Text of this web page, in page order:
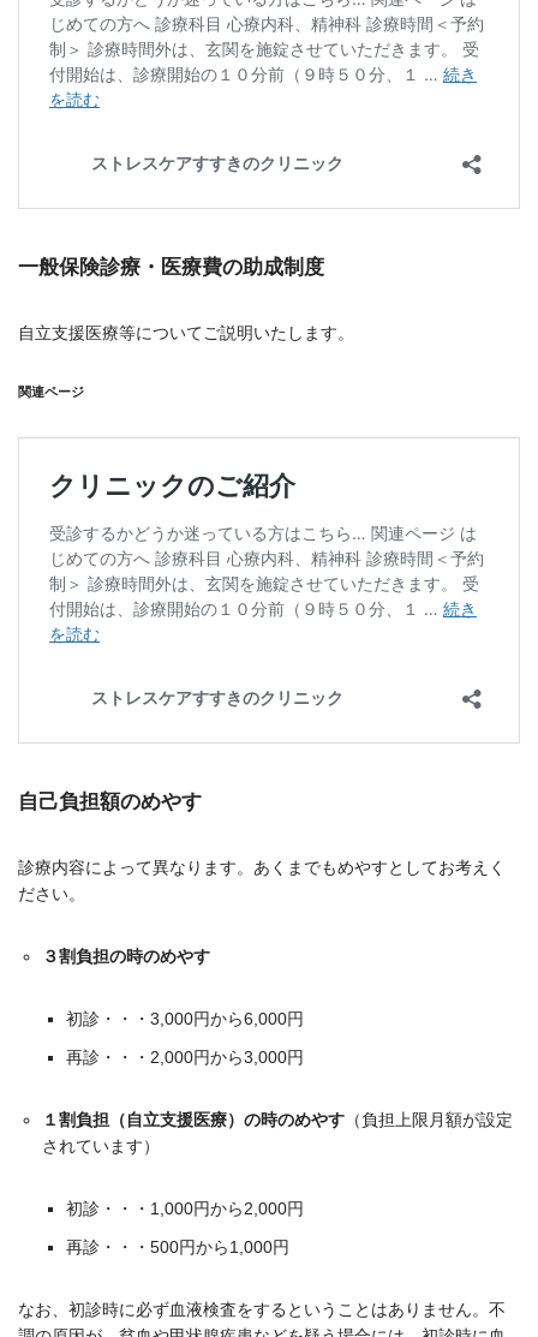
一般保険診療・医療費の助成制度
自立支援医療等についてご説明いたします。
関連ページ
自己負担額のめやす
診療内容によって異なります。 あくまでもめやすとしてお考えく
ださい。
３割負担の時のめやす
初診・・・3,000円から6,000円
再診・・・2,000円から3,000円
１割負担（自立支援医療）の時のめやす （負担上限月額が設定
されています）
初診・・・1,000円から2,000円
再診・・・500円から1,000円
なお、初診時に必ず血液検査をするということはありません。不